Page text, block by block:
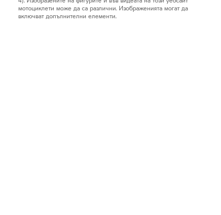
мотоциклети може да са различни. Изображенията могат да
включват допълнителни елементи.